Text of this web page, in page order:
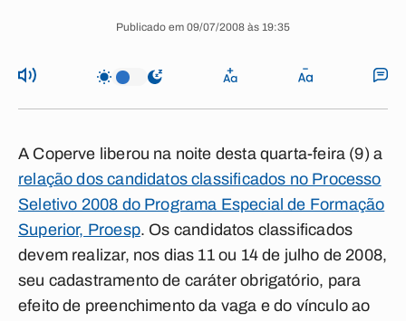
Publicado em 09/07/2008 às 19:35
A Coperve liberou na noite desta quarta-feira (9) a
relação dos candidatos classificados no Processo
Seletivo 2008 do Programa Especial de Formação
Superior, Proesp. Os candidatos classificados
devem realizar, nos dias 11 ou 14 de julho de 2008,
seu cadastramento de caráter obrigatório, para
efeito de preenchimento da vaga e do vínculo ao